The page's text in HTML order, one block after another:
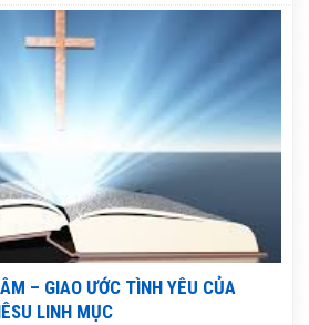
– GIAO ƯỚC TÌNH YÊU CỦA
LINH MỤC